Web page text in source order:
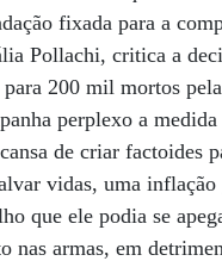
fixada para a
Pollachi, critica a
200 mil mortos
perplexo a
de criar factoides
vidas, uma
que ele podia se
nas armas, em